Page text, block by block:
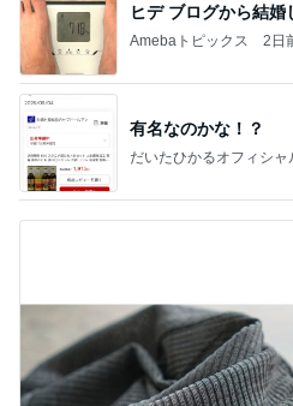
ヒデ ブログから結婚
Amebaトピックス 2日
有名なのかな！？
だいたひかるオフィシャ